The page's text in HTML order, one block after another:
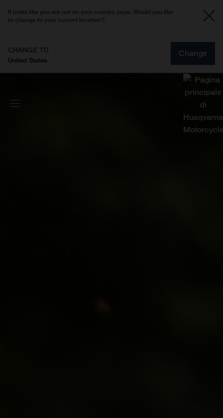
It looks like you are not on your country page. Would you like
to change to your current location?
CHANGE TO
United States
Change